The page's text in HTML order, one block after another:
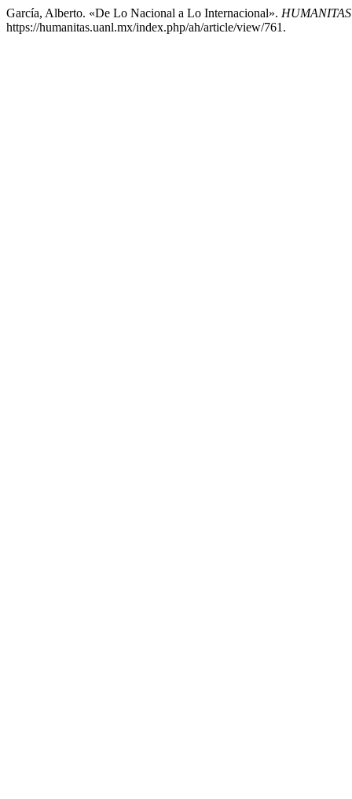
García, Alberto. «De Lo Nacional a Lo Internacional».
https://humanitas.uanl.mx/index.php/ah/article/view/761.